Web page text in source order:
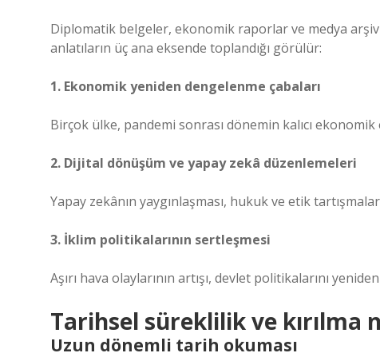
Diplomatik belgeler, ekonomik raporlar ve medya
anlatıların üç ana eksende toplandığı görülür:
1. Ekonomik yeniden dengelenme çabaları
Birçok ülke, pandemi sonrası dönemin kalıcı
2. Dijital dönüşüm ve yapay zekâ düzenlemeleri
Yapay zekânın yaygınlaşması, hukuk ve etik
3. İklim politikalarının sertleşmesi
Aşırı hava olaylarının artışı, devlet politikalarını
Tarihsel süreklilik ve kırılma
Uzun dönemli tarih okuması